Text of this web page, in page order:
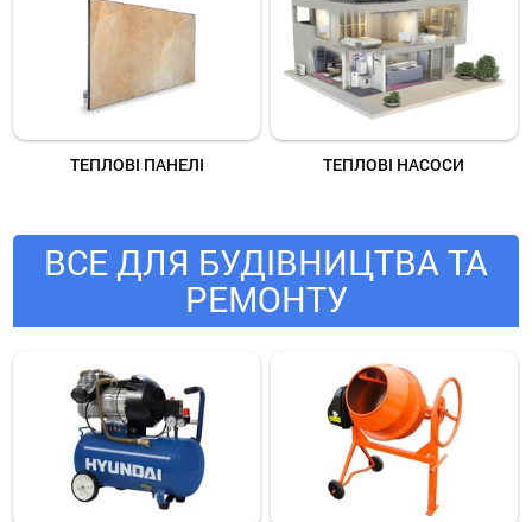
ТЕПЛОВІ ПАНЕЛІ ТЕПЛОВІ НАСОСИ
ВСЕ ДЛЯ БУДІВНИЦТВА ТА
РЕМОНТУ